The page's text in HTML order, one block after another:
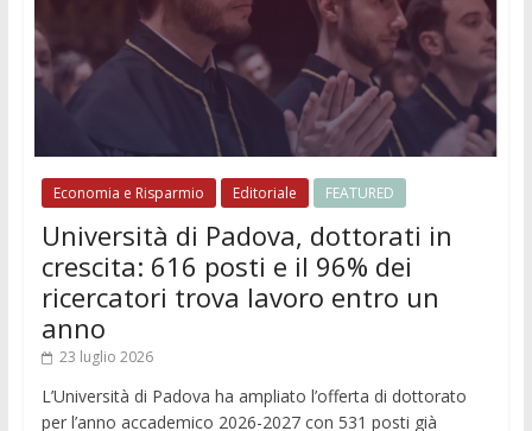
Economia e Risparmio Editoriale FEATURED
Università di Padova, dottorati in
crescita: 616 posti e il 96% dei
ricercatori trova lavoro entro un
anno
23 luglio 2026
L’Università di Padova ha ampliato l’offerta di dottorato
per l’anno accademico 2026-2027 con 531 posti già